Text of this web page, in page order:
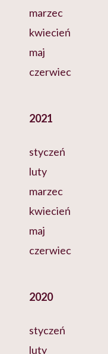
marzec
kwiecień
maj
czerwiec
2021
styczeń
luty
marzec
kwiecień
maj
czerwiec
2020
styczeń
luty